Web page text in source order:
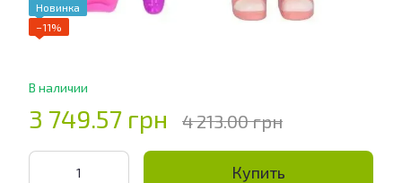
Новинка
−11%
В наличии
3 749.57 грн 4 213.00 грн
Купить